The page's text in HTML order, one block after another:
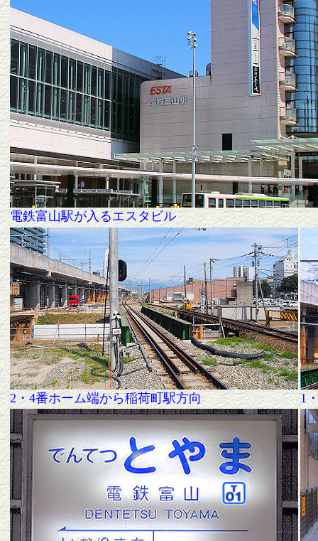
電鉄富山駅が入るエスタビル
2・4番ホーム端から稲荷町駅方向 1